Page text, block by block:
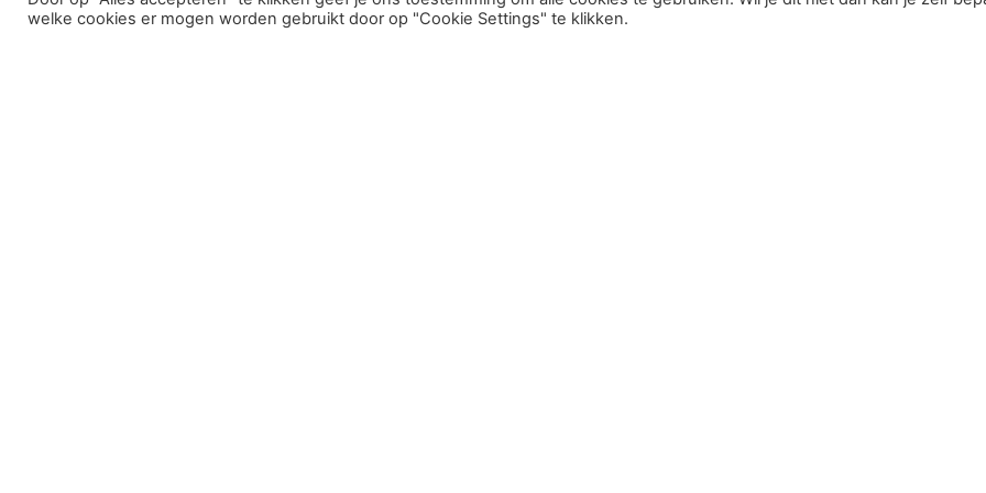
Wedstrijden
welke cookies er mogen worden gebruikt door op "Cookie Settings" te klikken.